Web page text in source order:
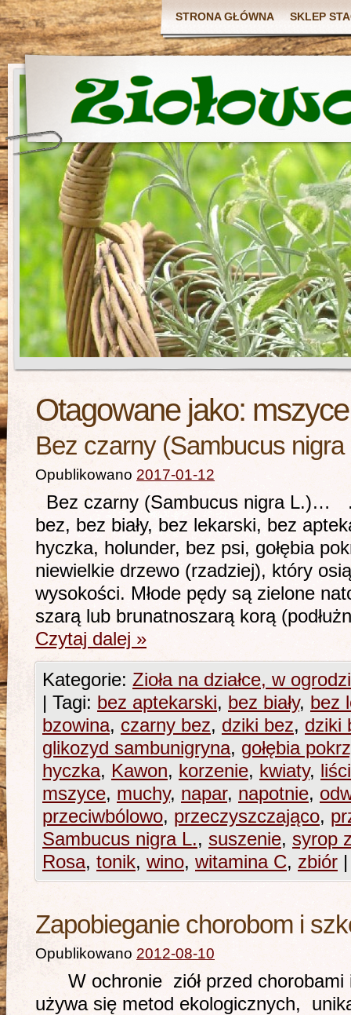
STRONA GŁÓWNA SKLEP
Otagowane jako: mszyce
Bez czarny (Sambucus nigra
Opublikowano 2017-01-12
Bez czarny (Sambucus nigra L.)…
bez, bez biały, bez lekarski, bez
hyczka, holunder, bez psi, gołębia
niewielkie drzewo (rzadziej), który
wysokości. Młode pędy są zielone
szarą lub brunatnoszarą korą
Czytaj dalej »
Kategorie: Zioła na działce, w
| Tagi: bez aptekarski, bez biały, bez
bzowina, czarny bez, dziki bez, dziki
glikozyd sambunigryna, gołębia
hyczka, Kawon, korzenie, kwiaty,
mszyce, muchy, napar, napotnie,
przeciwbólowo, przeczyszczająco,
Sambucus nigra L., suszenie, syrop
Rosa, tonik, wino, witamina C, zbiór |
Zapobieganie chorobom i
Opublikowano 2012-08-10
W ochronie ziół przed chorobami
używa się metod ekologicznych,